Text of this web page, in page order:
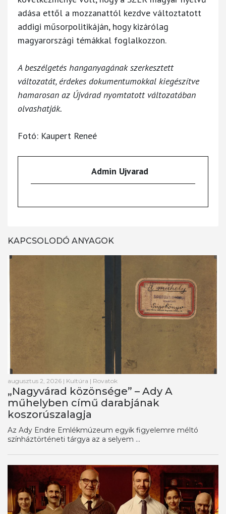
adása ettől a mozzanattól kezdve változtatott
addigi műsorpolitikáján, hogy kizárólag
magyarországi témákkal foglalkozzon.
A beszélgetés hanganyagának szerkesztett
változatát, érdekes dokumentumokkal kiegészítve
hamarosan az Újvárad nyomtatott változatában
olvashatják.
Fotó: Kaupert Reneé
Admin Ujvarad
KAPCSOLODÓ ANYAGOK
augusztus 2, 2026 | Kultúra | Rovatok
„Nagyvárad közönsége” – Ady A
műhelyben című darabjának
koszorúszalagja
Az Ady Endre Emlékmúzeum egyik figyelemre méltó
színháztörténeti tárgya az a selyem ...